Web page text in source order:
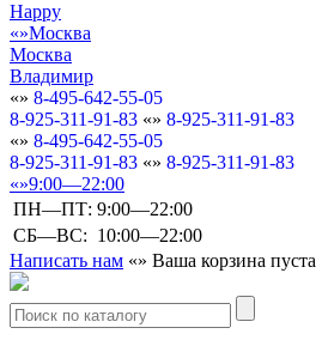
Happy
Москва
Москва
Владимир
8-495-642-55-05
8-925-311-91-83
8-925-311-91-83
8-495-642-55-05
8-925-311-91-83
8-925-311-91-83
9:00—22:00
ПН—ПТ: 9:00—22:00
СБ—ВС: 10:00—22:00
Написать нам
Ваша корзина пуста